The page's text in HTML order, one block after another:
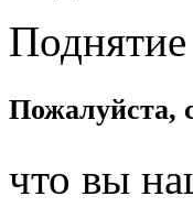
Пожалуйста,
что вы